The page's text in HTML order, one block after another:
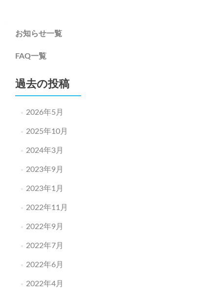
お知らせ一覧
FAQ一覧
過去の投稿
2026年5月
2025年10月
2024年3月
2023年9月
2023年1月
2022年11月
2022年9月
2022年7月
2022年6月
2022年4月